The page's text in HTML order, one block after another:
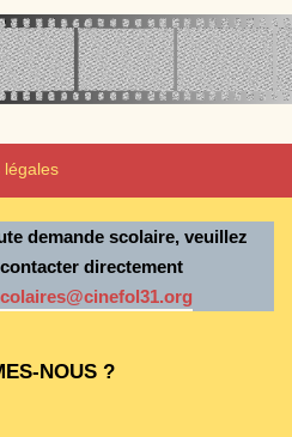
légales
demande scolaire, veuillez
contacter directement
NOUS ?